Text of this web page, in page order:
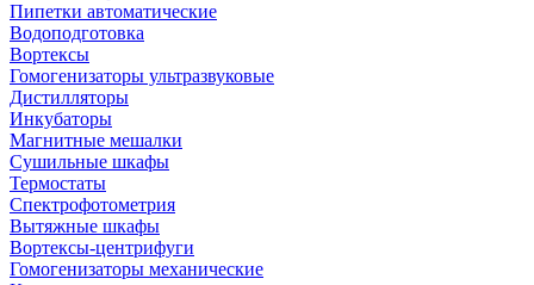
Пипетки автоматические
Водоподготовка
Вортексы
Гомогенизаторы ультразвуковые
Дистилляторы
Инкубаторы
Магнитные мешалки
Сушильные шкафы
Термостаты
Спектрофотометрия
Вытяжные шкафы
Вортексы-центрифуги
Гомогенизаторы механические